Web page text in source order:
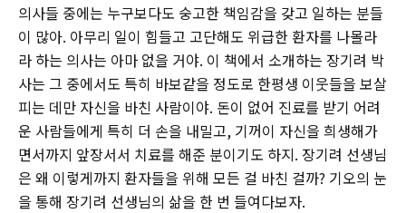
의사들 중에는 누구보다도 숭고한 책임감을 갖고 일하는 분들
이 많아. 아무리 일이 힘들고 고단해도 위급한 환자를 나몰라
라 하는 의사는 아마 없을 거야. 이 책에서 소개하는 장기려 박
사는 그 중에서도 특히 바보같을 정도로 한평생 이웃들을 보살
피는 데만 자신을 바친 사람이야. 돈이 없어 진료를 받기 어려
운 사람들에게 특히 더 손을 내밀고, 기꺼이 자신을 희생해가
면서까지 앞장서서 치료를 해준 분이기도 하지. 장기려 선생님
은 왜 이렇게까지 환자들을 위해 모든 걸 바친 걸까? 기오의 눈
을 통해 장기려 선생님의 삶을 한 번 들여다보자.